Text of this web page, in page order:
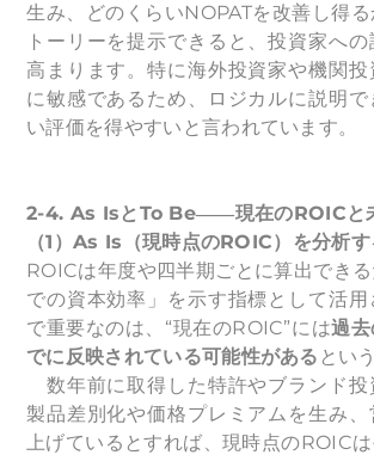
生み、どのくらいNOPATを改善し得
トーリーを提示できると、投資家へ
高まります。特に海外投資家や機関
に敏感であるため、ロジカルに説明
い評価を得やすいと言われています。
2-4. As Is とTo Be――現在のROICと
（1）As Is（現時点のROIC）を分析す
ROICは年度や四半期ごとに算出でき
での資本効率」を示す指標として活用
で重要なのは、“現在のROIC”には過
でに反映されている可能性がある とい
数年前に取得した特許やブランド投
製品差別化や価格プレミアムを生み、
上げているとすれば、現時点のROIC